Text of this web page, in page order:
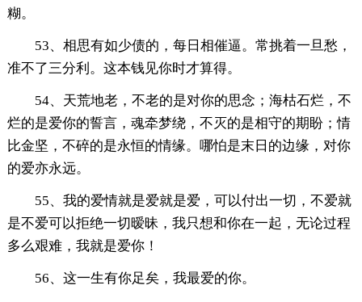
糊。
53、相思有如少债的，每日相催逼。常挑着一旦愁，
准不了三分利。这本钱见你时才算得。
54、天荒地老，不老的是对你的思念；海枯石烂，不
烂的是爱你的誓言，魂牵梦绕，不灭的是相守的期盼；情
比金坚，不碎的是永恒的情缘。哪怕是末日的边缘，对你
的爱亦永远。
55、我的爱情就是爱就是爱，可以付出一切，不爱就
是不爱可以拒绝一切暧昧，我只想和你在一起，无论过程
多么艰难，我就是爱你！
56、这一生有你足矣，我最爱的你。